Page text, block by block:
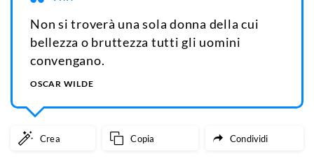
Non si troverà una sola donna della cui
bellezza o bruttezza tutti gli uomini
convengano.
OSCAR WILDE
Crea Copia Condividi